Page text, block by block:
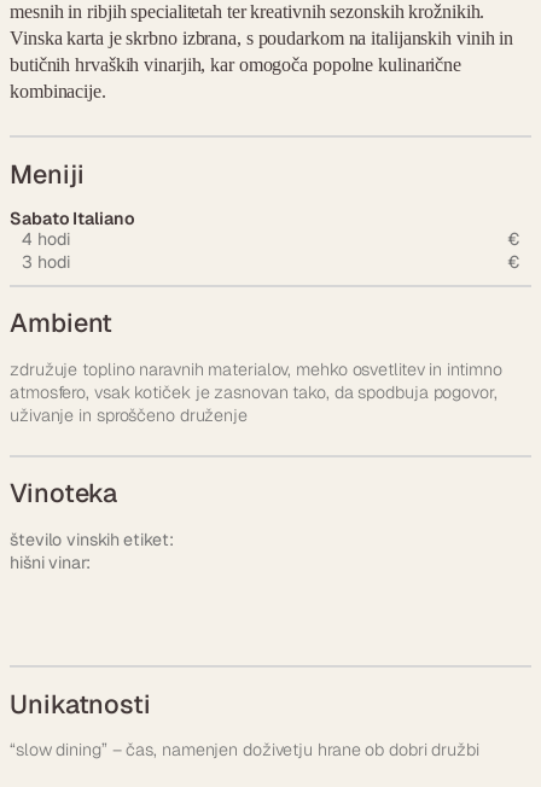
mesnih in ribjih specialitetah ter kreativnih sezonskih krožnikih.
Vinska karta je skrbno izbrana, s poudarkom na italijanskih vinih in
butičnih hrvaških vinarjih, kar omogoča popolne kulinarične
kombinacije.
Meniji
Sabato Italiano
4 hodi
3 hodi
€
€
Ambient
združuje toplino naravnih materialov, mehko osvetlitev in intimno
atmosfero, vsak kotiček je zasnovan tako, da spodbuja pogovor,
uživanje in sproščeno druženje
Vinoteka
število vinskih etiket:
hišni vinar:
Unikatnosti
“slow dining” – čas, namenjen doživetju hrane ob dobri družbi